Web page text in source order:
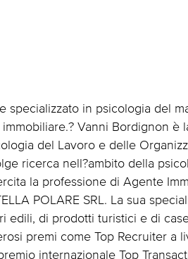
specializzato in psicologia del
Vanni Bordignon è
del Lavoro e delle
ricerca nell?ambito della
la professione di Agente
POLARE SRL. La sua
edili, di prodotti turistici e di
premi come Top Recruiter a
internazionale Top